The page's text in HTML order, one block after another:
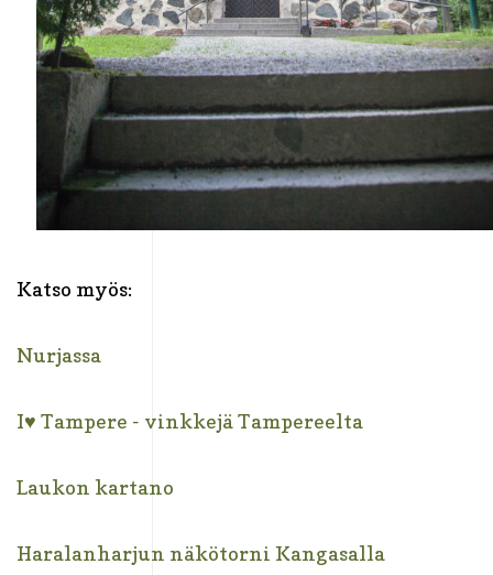
Katso myös:
Nurjassa
I♥ Tampere - vinkkejä Tampereelta
Laukon kartano
Haralanharjun näkötorni Kangasalla